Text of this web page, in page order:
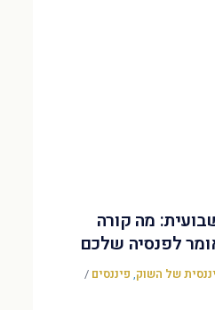
מה קורה
לפנסיה שלכם
של השוק, פיננסים /